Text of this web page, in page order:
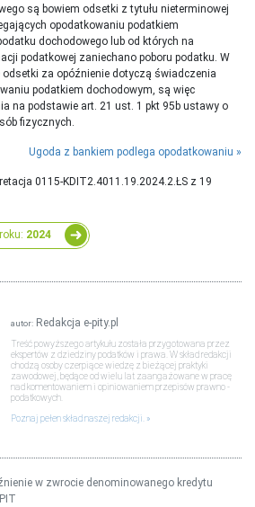
są bowiem odsetki z tytułu nieterminowej
opodatkowaniu podatkiem
dochodowego lub od których na
podatkowej zaniechano poboru podatku. W
za opóźnienie dotyczą świadczenia
podatkiem dochodowym, są więc
na podstawie art. 21 ust. 1 pkt 95b ustawy o
fizycznych.
Ugoda z bankiem podlega opodatkowaniu
0115-KDIT2.4011.19.2024.2.ŁS z 19
2024
autor: Redakcja e-pity.pl
Treść powyższego artykułu została przygotowana przez
ekspertów z dziedziny podatków i prawa. W skład redakcji
chodzą osoby czerpiące wiedzę z bieżącej praktyki
zawodowej, będące od wielu lat zaangażowane w pracę
nad komentowaniem i opiniowaniem przepisów prawno -
podatkowych.
Poznaj pełen skład naszej redakcji.
w zwrocie denominowanego kredytu